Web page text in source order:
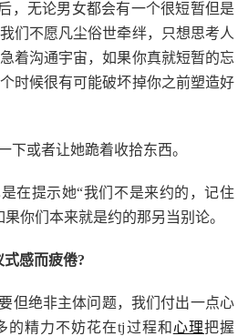
，无论男女都会有一个很短暂但是
们不愿凡尘俗世牵绊，只想思考人
着沟通宇宙，如果你真就短暂的忘
时候很有可能破坏掉你之前塑造好
下或者让她跪着收拾东西。
在提示她“我们不是来约的，记住
你们本来就是约的那另当别论。
感而疲倦?
但绝非主体问题，我们付出一点心
的精力不妨花在tj过程和心理把握